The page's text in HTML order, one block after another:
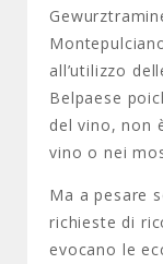
all’utilizzo
Belpaese
del vino, non
vino o nei
Ma a pesare
richieste di
evocano le